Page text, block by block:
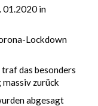
01.2020 in
Lockdown
das besonders
massiv zurück
abgesagt